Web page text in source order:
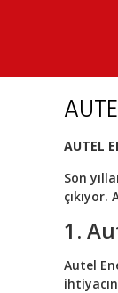
AUTEL
Son
1.
Autel